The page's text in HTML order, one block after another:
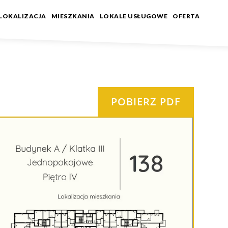
MIESZKANIA LOKALE USŁUGOWE OFERTA
POBIERZ PDF